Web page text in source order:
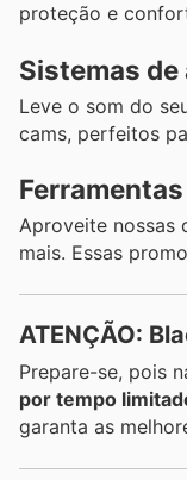
proteção e
Sistemas
Leve o som do
cams, perfeitos
Aproveite nossas
mais. Essas
ATENÇÃO:
Prepare-se, pois
por tempo
garanta as